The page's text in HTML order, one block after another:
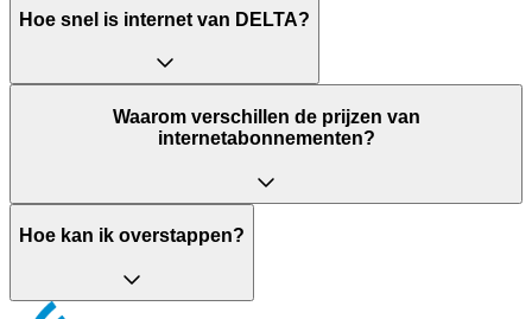
Hoe snel is internet van DELTA?
Waarom verschillen de prijzen van
internetabonnementen?
Hoe kan ik overstappen?